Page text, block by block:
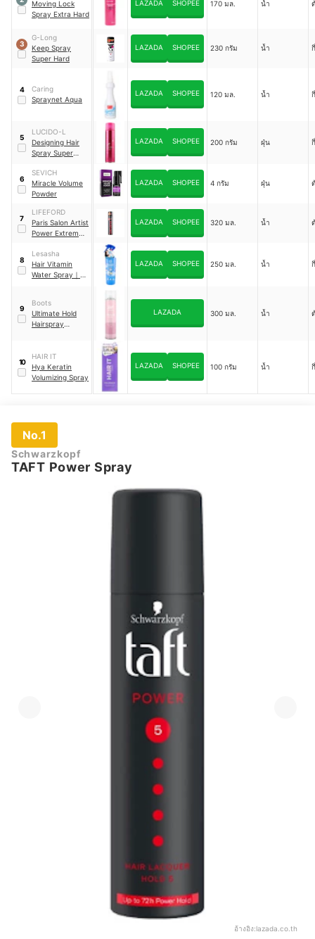
Moving Lock
Spray Extra Hard
LAZADA SHOPEE 170 มล. น้ำ
3
G-Long
Keep Spray
Super Hard
LAZADA SHOPEE 230 กรัม น้ำ
4
Caring
Spraynet Aqua
LAZADA SHOPEE 120 มล. น้ำ
5
LUCIDO-L
Designing Hair
Spray Super
LAZADA SHOPEE 200 กรัม ฝุ่น
6
SEVICH
Miracle Volume
Powder
LAZADA SHOPEE 4 กรัม ฝุ่น
7
LIFEFORD
Paris Salon Artist
Power Extreme
LAZADA SHOPEE 320 มล. น้ำ
8
Lesasha
Hair Vitamin
Water Spray ｜
LAZADA SHOPEE 250 มล. น้ำ
9
Boots
Ultimate Hold
Hairspray
LAZADA 300 มล. น้ำ
10
HAIR IT
Hya Keratin
Volumizing Spray
LAZADA SHOPEE 100 กรัม น้ำ
No.1
Schwarzkopf
TAFT Power Spray
อ้างอิง:lazada.co.th